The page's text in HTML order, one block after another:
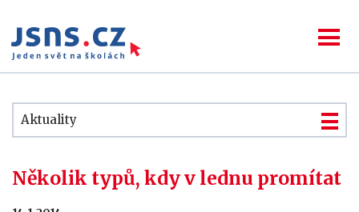
Aktuality
Několik typů, kdy v lednu promítat